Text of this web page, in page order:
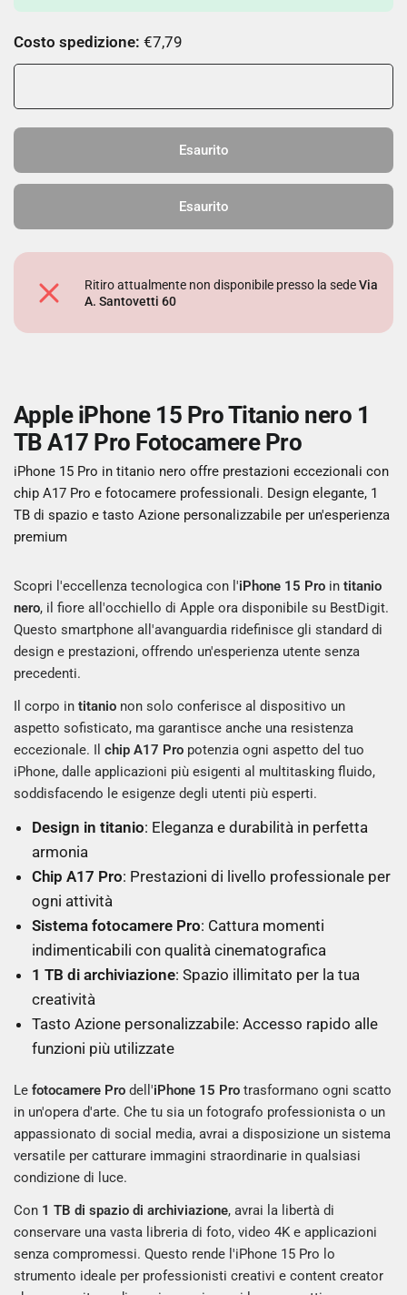
Costo spedizione: €7,79
Esaurito
Esaurito
Ritiro attualmente non disponibile presso la sedeVia
A. Santovetti 60
Apple iPhone 15 Pro Titanio nero 1
TB A17 Pro Fotocamere Pro
iPhone 15 Pro in titanio nero offre prestazioni eccezionali con
chip A17 Pro e fotocamere professionali. Design elegante, 1
TB di spazio e tasto Azione personalizzabile per un'esperienza
premium
Scopri l'eccellenza tecnologica con l'iPhone 15 Pro intitanio
nero, il fiore all'occhiello di Apple ora disponibile su BestDigit.
Questo smartphone all'avanguardia ridefinisce gli standard di
design e prestazioni, offrendo un'esperienza utente senza
precedenti.
Il corpo intitanio non solo conferisce al dispositivo un
aspetto sofisticato, ma garantisce anche una resistenza
eccezionale. Ilchip A17 Pro potenzia ogni aspetto del tuo
iPhone, dalle applicazioni più esigenti al multitasking fluido,
soddisfacendo le esigenze degli utenti più esperti.
Design in titanio: Eleganza e durabilità in perfetta
armonia
Chip A17 Pro: Prestazioni di livello professionale per
ogni attività
Sistema fotocamere Pro: Cattura momenti
indimenticabili con qualità cinematografica
1 TB di archiviazione: Spazio illimitato per la tua
creatività
Tasto Azione personalizzabile: Accesso rapido alle
funzioni più utilizzate
Lefotocamere Pro dell'iPhone 15 Pro trasformano ogni scatto
in un'opera d'arte. Che tu sia un fotografo professionista o un
appassionato di social media, avrai a disposizione un sistema
versatile per catturare immagini straordinarie in qualsiasi
condizione di luce.
Con 1 TB di spazio di archiviazione, avrai la libertà di
conservare una vasta libreria di foto, video 4K e applicazioni
senza compromessi. Questo rende l'iPhone 15 Pro lo
strumento ideale per professionisti creativi e content creator